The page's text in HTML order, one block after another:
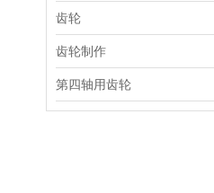
齿轮
齿轮制作
第四轴用齿轮